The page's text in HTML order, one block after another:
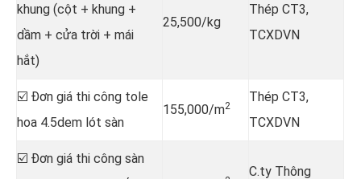
khung (cột + khung +
dầm + cửa trời + mái
hắt)
25,500/kg
Thép CT3,
TCXDVN
☑️ Đơn giá thi công tole
hoa 4.5dem lót sàn
155,000/m2
Thép CT3,
TCXDVN
☑️ Đơn giá thi công sàn
C.ty Thông